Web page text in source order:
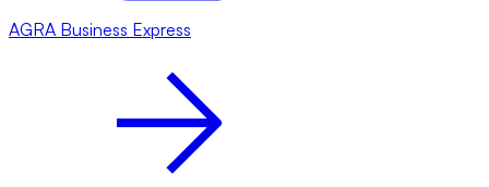
AGRA Business Express